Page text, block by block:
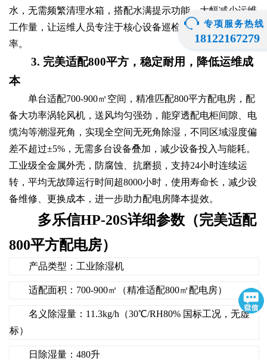
水，无需频繁清理水箱，搭配水满提示功能，大幅减少运维
工作量，让运维人员专注于核心设备巡检，提升整体运维效
率。
3. 完美适配800平方，稳定耐用，降低运维成
本
单台适配700-900㎡空间，精准匹配800平方配电房，配
备大功率涡轮风机，送风均匀强劲，能穿透配电柜间隙、电
缆沟等潮湿死角，实现全空间无死角除湿，不同区域湿度偏
差不超过±5%，无需多台设备叠加，减少设备投入与能耗。
工业级全金属外壳，防腐蚀、抗磨损，支持24小时连续运
转，平均无故障运行时间超8000小时，使用寿命长，减少设
备维修、更换成本，进一步助力配电房降本提效。
多乐信HP-20S详细参数（完美适配
800平方配电房）
产品类型：工业除湿机
适配面积：700-900㎡（精准适配800㎡配电房）
名义除湿量：11.3kg/h（30℃/RH80% 国标工况，无虚
标）
日除湿量：480升
专项服务热线
18122167279